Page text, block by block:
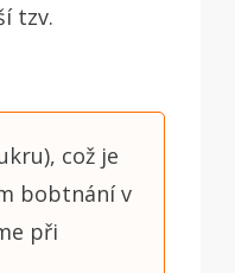
tzv.
což je
bobtnání v
při